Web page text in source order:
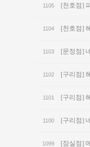
1105 [천호점]
1104 [천호점]
1103 [문정점]
1102 [구리점]
1101 [구리점]
1100 [구리점]
1099 [잠실점]